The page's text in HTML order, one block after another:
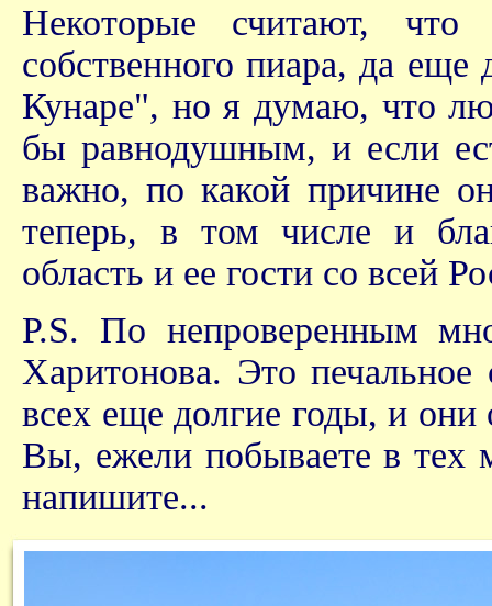
Некоторые считают, что
собственного пиара, да
Кунаре", но я думаю, что
бы равнодушным, и если
важно, по какой причине
теперь, в том числе и
область и ее гости со всей
P.S. По непроверенным
Харитонова. Это
всех еще долгие годы, и
Вы, ежели побываете в тех
напишите...